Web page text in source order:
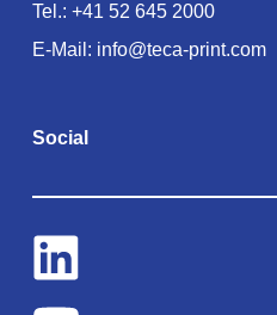
Tel.: +41 52 645 2000
E-Mail: info@teca-print.com
Social